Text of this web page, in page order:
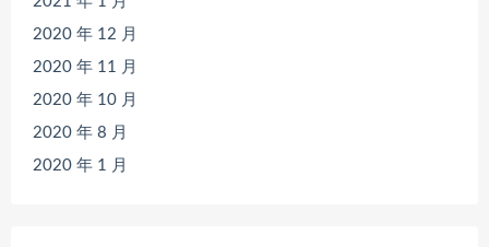
2020 年 12 月
2020 年 11 月
2020 年 10 月
2020 年 8 月
2020 年 1 月